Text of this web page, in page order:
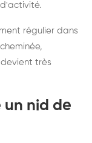
régulier dans
très
nid de